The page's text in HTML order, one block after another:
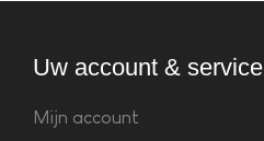
Uw account & service
Mijn account